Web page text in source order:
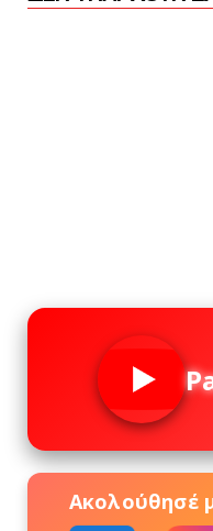
Ακολούθησέ